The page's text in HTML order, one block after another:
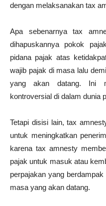
dengan melaksanakan tax
Apa sebenarnya tax
dihapuskannya pokok
pidana pajak atas
wajib pajak di masa lalu
yang akan datang. Ini
kontroversial di dalam dunia
Tetapi disisi lain, tax
untuk meningkatkan
karena tax amnesty
pajak untuk masuk atau
perpajakan yang
masa yang akan datang.